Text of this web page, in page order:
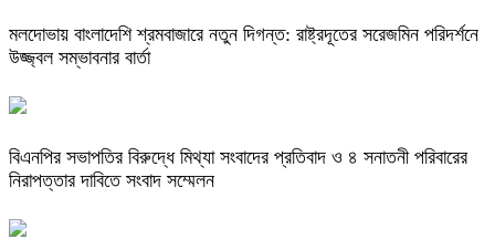
মলদোভায় বাংলাদেশি শ্রমবাজারে নতুন দিগন্ত: রাষ্ট্রদূতের সরেজমিন পরিদর্শনে
উজ্জ্বল সম্ভাবনার বার্তা
বিএনপির সভাপতির বিরুদ্ধে মিথ্যা সংবাদের প্রতিবাদ ও ৪ সনাতনী পরিবারের
নিরাপত্তার দাবিতে সংবাদ সম্মেলন